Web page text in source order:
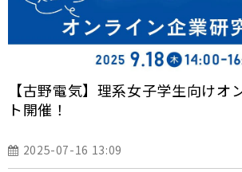
【古野電気】理系女子学生向けオ
ト開催！
2025-07-16 13:09